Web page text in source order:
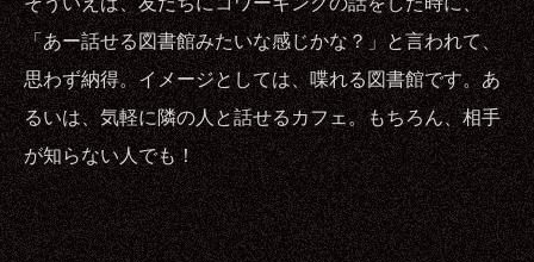
「あー話せる図書館みたいな感じかな？」と言われて、
思わず納得。イメージとしては、喋れる図書館です。あ
るいは、気軽に隣の人と話せるカフェ。もちろん、相手
が知らない人でも！